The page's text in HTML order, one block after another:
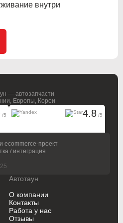
внутри
— автозапчасти
Европы, Кореи
ecommerce-проект
/ интеграция
/5 4.8 /5
Автотаун
О компании
Контакты
Работа у нас
Отзывы